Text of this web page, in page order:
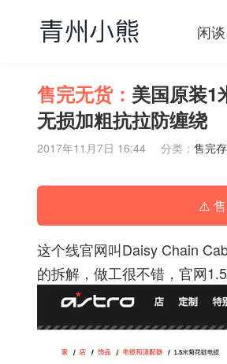
闲谈
售完无货： 美国原装1
无损加粗抗拉防缠绕
2017年11月7日 16:44 分类： 售完
⚠️ 售
这个线官网叫Daisy Chain
的拆解，做工很不错，官网